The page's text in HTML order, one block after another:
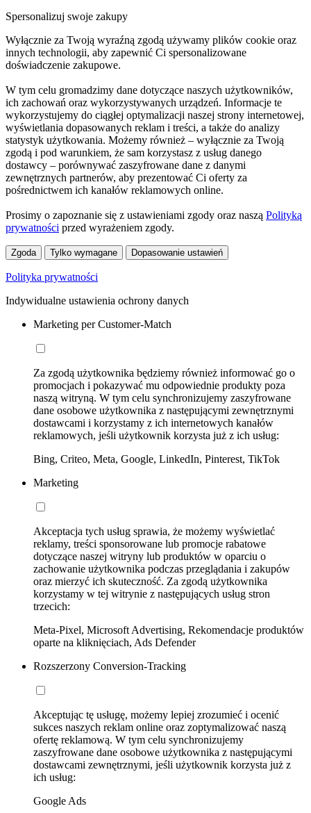
Spersonalizuj swoje zakupy
Wyłącznie za Twoją wyraźną zgodą używamy plików cookie oraz
innych technologii, aby zapewnić Ci spersonalizowane
doświadczenie zakupowe.
W tym celu gromadzimy dane dotyczące naszych użytkowników,
ich zachowań oraz wykorzystywanych urządzeń. Informacje te
wykorzystujemy do ciągłej optymalizacji naszej strony internetowej,
wyświetlania dopasowanych reklam i treści, a także do analizy
statystyk użytkowania. Możemy również – wyłącznie za Twoją
zgodą i pod warunkiem, że sam korzystasz z usług danego
dostawcy – porównywać zaszyfrowane dane z danymi
zewnętrznych partnerów, aby prezentować Ci oferty za
pośrednictwem ich kanałów reklamowych online.
Prosimy o zapoznanie się z ustawieniami zgody oraz naszą Polityką
prywatności przed wyrażeniem zgody.
Zgoda Tylko wymagane Dopasowanie ustawień
Polityka prywatności
Indywidualne ustawienia ochrony danych
Marketing per Customer-Match
Za zgodą użytkownika będziemy również informować go o
promocjach i pokazywać mu odpowiednie produkty poza
naszą witryną. W tym celu synchronizujemy zaszyfrowane
dane osobowe użytkownika z następującymi zewnętrznymi
dostawcami i korzystamy z ich internetowych kanałów
reklamowych, jeśli użytkownik korzysta już z ich usług:
Bing, Criteo, Meta, Google, LinkedIn, Pinterest, TikTok
Marketing
Akceptacja tych usług sprawia, że możemy wyświetlać
reklamy, treści sponsorowane lub promocje rabatowe
dotyczące naszej witryny lub produktów w oparciu o
zachowanie użytkownika podczas przeglądania i zakupów
oraz mierzyć ich skuteczność. Za zgodą użytkownika
korzystamy w tej witrynie z następujących usług stron
trzecich:
Meta-Pixel, Microsoft Advertising, Rekomendacje produktów
oparte na kliknięciach, Ads Defender
Rozszerzony Conversion-Tracking
Akceptując tę usługę, możemy lepiej zrozumieć i ocenić
sukces naszych reklam online oraz zoptymalizować naszą
ofertę reklamową. W tym celu synchronizujemy
zaszyfrowane dane osobowe użytkownika z następującymi
dostawcami zewnętrznymi, jeśli użytkownik korzysta już z
ich usług:
Google Ads